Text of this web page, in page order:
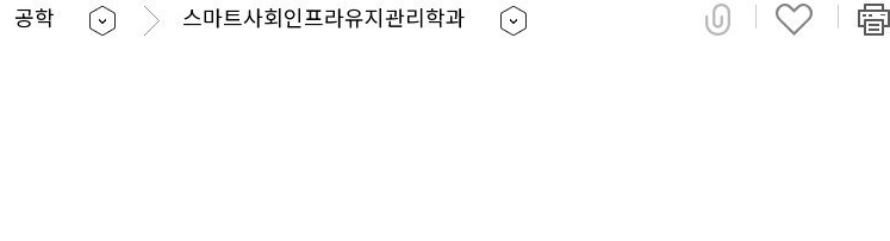
공학 스마트사회인프라유지관리학과